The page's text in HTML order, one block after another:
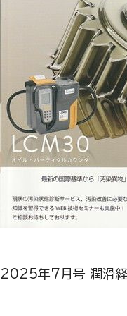
2025年7 月号 潤滑